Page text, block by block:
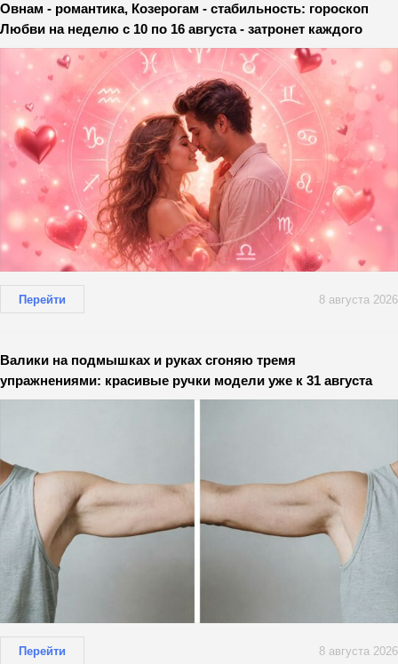
Овнам - романтика, Козерогам - стабильность: гороскоп
Любви на неделю с 10 по 16 августа - затронет каждого
Перейти 8 августа 2026
Валики на подмышках и руках сгоняю тремя
упражнениями: красивые ручки модели уже к 31 августа
Перейти 8 августа 2026